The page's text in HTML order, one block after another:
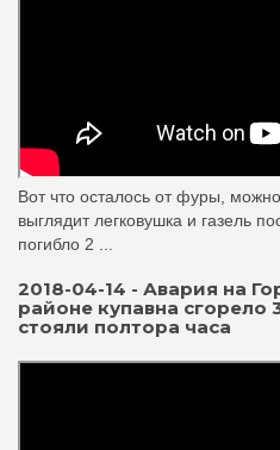
Вот что осталось от фуры,
выглядит легковушка и газель
погибло 2 ...
2018-04-14 - Авария на
районе купавна
стояли полтора часа